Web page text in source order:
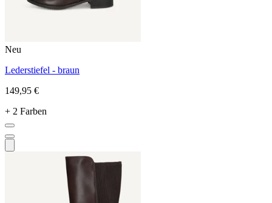
Neu
Lederstiefel - braun
149,95 €
+ 2 Farben